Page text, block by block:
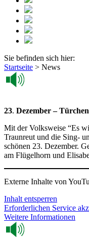
Sie befinden sich hier:
Startseite > News
23. Dezember –
Mit der Volksweise “Es
Traunreut und die Sing-
schönen 23. Dezember.
am Flügelhorn und
Externe Inhalte von
Inhalt entsperren
Erforderlichen Service
Weitere Informationen